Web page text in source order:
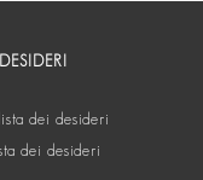
dei desideri
dei desideri